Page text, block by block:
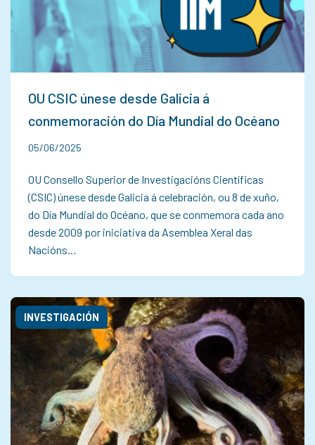
OU CSIC únese desde Galicia á
conmemoración do Día Mundial do Océano
05/06/2025
OU Consello Superior de Investigacións Científicas
(CSIC) únese desde Galicia á celebración, ou 8 de xuño,
do Día Mundial do Océano, que se conmemora cada ano
desde 2009 por iniciativa da Asemblea Xeral das
Nacións…
INVESTIGACIÓN